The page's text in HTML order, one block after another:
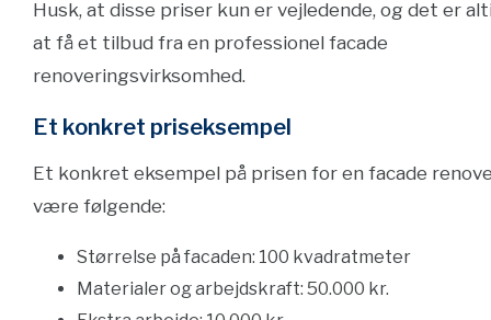
Husk, at disse priser kun er vejledende, og det er
at få et tilbud fra en professionel facade
renoveringsvirksomhed.
Et konkret priseksempel
Et konkret eksempel på prisen for en facade
være følgende:
Størrelse på facaden: 100 kvadratmeter
Materialer og arbejdskraft: 50.000 kr.